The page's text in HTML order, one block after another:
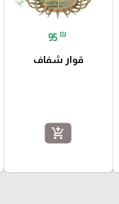
95 ₪
قوار شفاف
add_shopping_cart